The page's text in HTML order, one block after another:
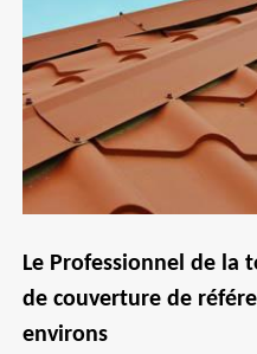
Le Professionnel de la
de couverture de
environs